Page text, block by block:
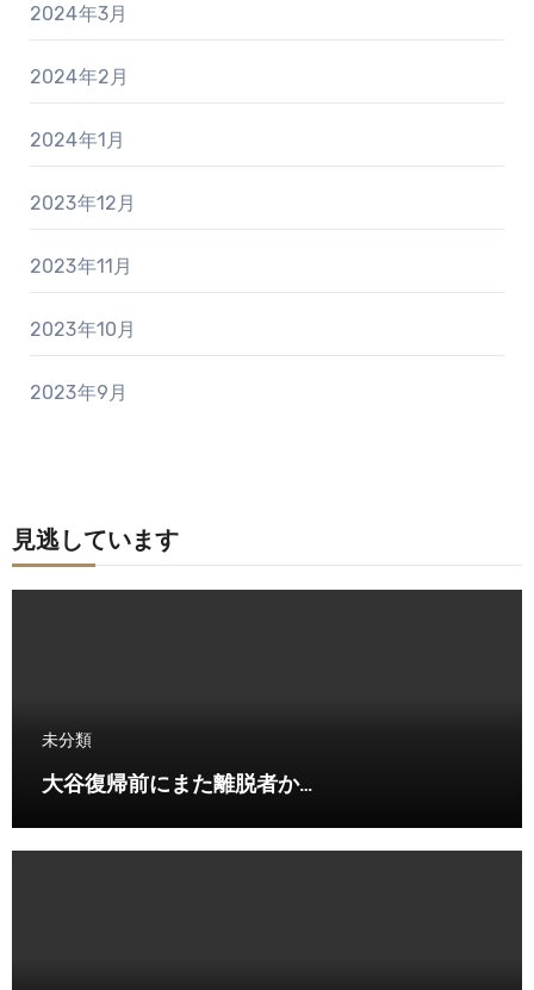
2024年3月
2024年2月
2024年1月
2023年12月
2023年11月
2023年10月
2023年9月
見逃しています
未分類
大谷復帰前にまた離脱者か…